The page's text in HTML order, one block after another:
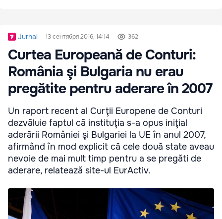
Jurnal 13 сентября 2016, 14:14 362
Curtea Europeană de Conturi:
România şi Bulgaria nu erau
pregătite pentru aderare în 2007
Un raport recent al Curţii Europene de Conturi
dezvăluie faptul că instituţia s-a opus iniţial
aderării României şi Bulgariei la UE în anul 2007,
afirmând în mod explicit că cele două state aveau
nevoie de mai mult timp pentru a se pregăti de
aderare, relatează site-ul EurActiv.